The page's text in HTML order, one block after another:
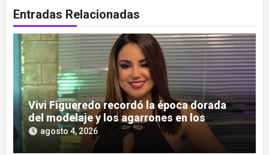
Entradas Relacionadas
Vivi Figueredo recordó la época dorada
del modelaje y los agarrones en los
boliches
agosto 4, 2026